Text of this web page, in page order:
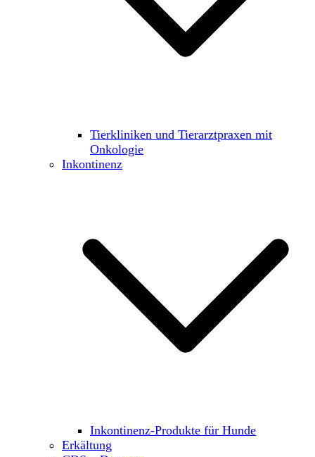
Tierkliniken und Tierarztpraxen mit
Onkologie
Inkontinenz
Inkontinenz-Produkte für Hunde
Erkältung